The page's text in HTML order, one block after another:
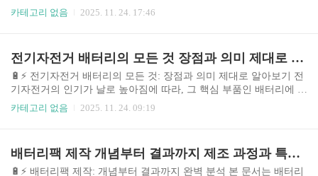
이 중요합니다. 이 글에서는 리튬폴리머 배터리 제작의 다양한 측면
을 종합적으로 분석하고 효..
법에 대한 상세한 정보를 제공합니다. 최근 전기차, 전동 킥보드, 휴
고 있습니다. 본 가이드에서는 다양한 KC인증 배터리의 특징을 비
교 분석하고, 안전하게 사용하기 위한 실질적인 정보와 주의사항을
제공하여 안전사고 예방에 도움을 드리고자 합니다. 특히, 최근 시장
에서 각광받는 삼성 SDI 배터리, LG 에너지솔루션 배터리, SK이노
베이션 배터리를 중심으..
카테고리 없음 2025. 11. 24. 17:46
전기자전거 배터리의 모든 것 장점과 의미 제대로 알아보기
🔋⚡️ 전기자전거 배터리의 모든 것: 장점과 의미 제대로 알아보기 전
기자전거의 인기가 날로 높아짐에 따라, 그 핵심 부품인 배터리에 대
한 관심 또한 급증하고 있습니다. 단순한 동력원을 넘어 전기자전거
고자 합니다. 최근 몇 년 동안 리튬이온 배터리 기술의 발전은 전기
자전거 배터리의 용량 증가, 무게 감소, 수명 연장으로 이어지며, 더
카테고리 없음 2025. 11. 24. 09:19
배터리팩 제작 개념부터 결과까지 제조 과정과 특징 완벽 분석
🔋⚡️ 배터리팩 제작: 개념부터 결과까지 완벽 분석 본 문서는 배터리